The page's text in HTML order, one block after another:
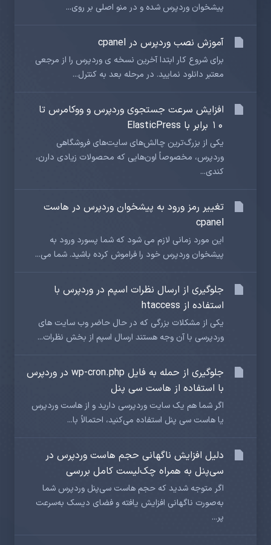
پیشخوان وردپرس شده و در منو اصلی بر روی...
آموزش نصب وردپرس در cpanel
برای شروع کار ابتدا آخرین نسخه ی وردپرس را از مرجعی
معتبر دانلود نمایید. در مرحله بعد به کنترل...
افزایش سرعت جستجوی وردپرس و ووکامرس تا
۱۰ برابر با ElasticPress
یکی از بزرگ‌ترین چالش‌های سایت‌های فروشگاهی
وردپرس، مخصوصاً اون‌هایی که محصولات زیادی دارن،
کندی...
تغییر رمز ورود به پیشخوان وردپرس در هاست
cpanel
این مورد زمانی لازم می شود که شما پسورد ورود به
پیشخوان وردپرس خود را فراموش کرده باشید. شما می...
جلوگیری از ارسال نظرات اسپم در وردپرس با
استفاده از htaccess
یکی از مشکلات بزرگی که در حال حاضر وب سایت های
وردپرسی با آن وجه هستند ارسال اسپم از بخش نظرات...
جلوگیری از حمله به فایل wp-cron.php در وردپرس
با استفاده از هاست سی پنل
اگر شما هم یک سایت وردپرسی دارید و از هاست وردپرس
یا هاست سی پنل استفاده می‌کنید، احتمالاً با...
دلیل افزایش ناگهانی حجم هاست وردپرس در
سی‌پنل به همراه چک‌لیست کامل بررسی
اگر متوجه شدید که حجم هاست سی‌پنل وردپرس شما
به‌صورت ناگهانی افزایش یافته و فضای دیسک به‌سرعت
پر...